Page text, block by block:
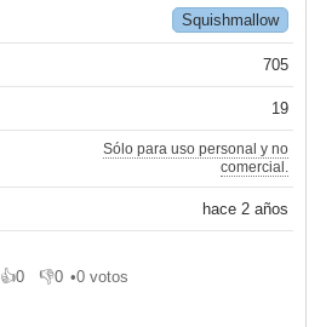
Squishmallow
705
19
Sólo para uso personal y no
comercial.
hace 2 años
👍0
Me gusta
👎0
No me gusta
•0 votos